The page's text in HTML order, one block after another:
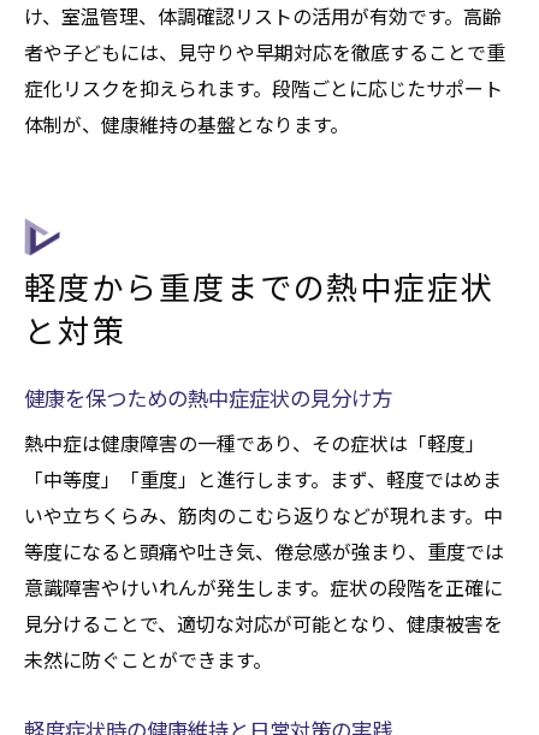
け、室温管理、体調確認リストの活用が有効です。高齢
者や子どもには、見守りや早期対応を徹底することで重
症化リスクを抑えられます。段階ごとに応じたサポート
体制が、健康維持の基盤となります。
軽度から重度までの熱中症症状
と対策
健康を保つための熱中症症状の見分け方
熱中症は健康障害の一種であり、その症状は「軽度」
「中等度」「重度」と進行します。まず、軽度ではめま
いや立ちくらみ、筋肉のこむら返りなどが現れます。中
等度になると頭痛や吐き気、倦怠感が強まり、重度では
意識障害やけいれんが発生します。症状の段階を正確に
見分けることで、適切な対応が可能となり、健康被害を
未然に防ぐことができます。